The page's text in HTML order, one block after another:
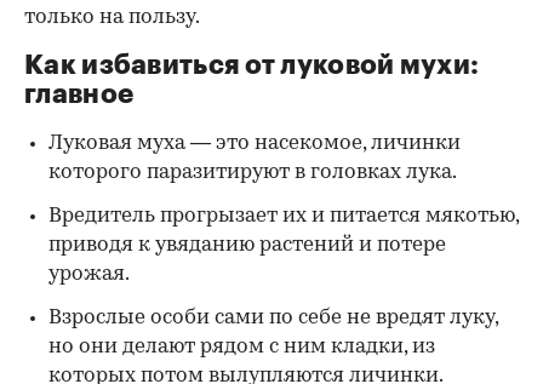
только на пользу.
Как избавиться от луковой мухи:
главное
Луковая муха — это насекомое, личинки
которого паразитируют в головках лука.
Вредитель прогрызает их и питается мякотью,
приводя к увяданию растений и потере
урожая.
Взрослые особи сами по себе не вредят луку,
но они делают рядом с ним кладки, из
которых потом вылупляются личинки.